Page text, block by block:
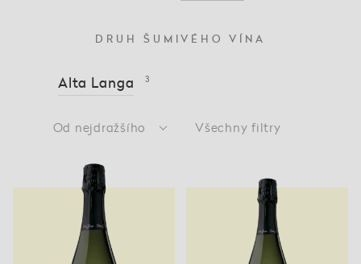
DRUH ŠUMIVÉHO VÍNA
Alta Langa 3
Od nejdražšího Všechny filtry